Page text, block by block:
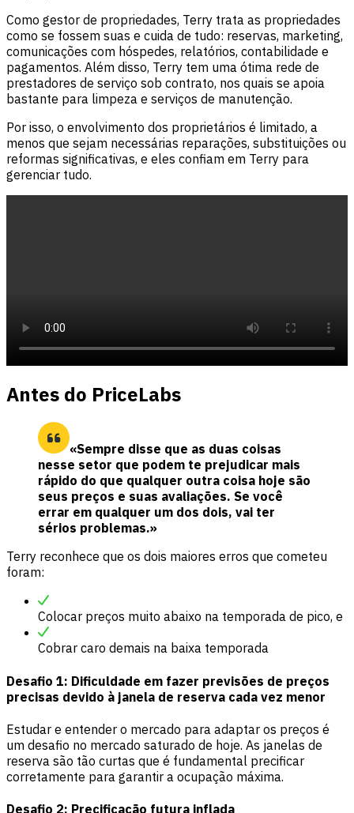
Como gestor de propriedades, Terry trata as propriedades
como se fossem suas e cuida de tudo: reservas, marketing,
comunicações com hóspedes, relatórios, contabilidade e
pagamentos. Além disso, Terry tem uma ótima rede de
prestadores de serviço sob contrato, nos quais se apoia
bastante para limpeza e serviços de manutenção.
Por isso, o envolvimento dos proprietários é limitado, a
menos que sejam necessárias reparações, substituições ou
reformas significativas, e eles confiam em Terry para
gerenciar tudo.
Antes do PriceLabs
«Sempre disse que as duas coisas
nesse setor que podem te prejudicar mais
rápido do que qualquer outra coisa hoje são
seus preços e suas avaliações. Se você
errar em qualquer um dos dois, vai ter
sérios problemas.»
Terry reconhece que os dois maiores erros que cometeu
foram:
Colocar preços muito abaixo na temporada de pico, e
Cobrar caro demais na baixa temporada
Desafio 1: Dificuldade em fazer previsões de preços
precisas devido à janela de reserva cada vez menor
Estudar e entender o mercado para adaptar os preços é
um desafio no mercado saturado de hoje. As janelas de
reserva são tão curtas que é fundamental precificar
corretamente para garantir a ocupação máxima.
Desafio 2: Precificação futura inflada